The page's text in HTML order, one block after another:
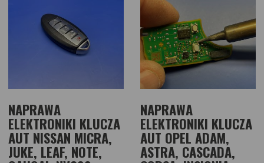
NAPRAWA
ELEKTRONIKI KLUCZA
AUT NISSAN MICRA,
JUKE, LEAF, NOTE,
NAPRAWA
ELEKTRONIKI KLUCZA
AUT OPEL ADAM,
ASTRA, CASCADA,